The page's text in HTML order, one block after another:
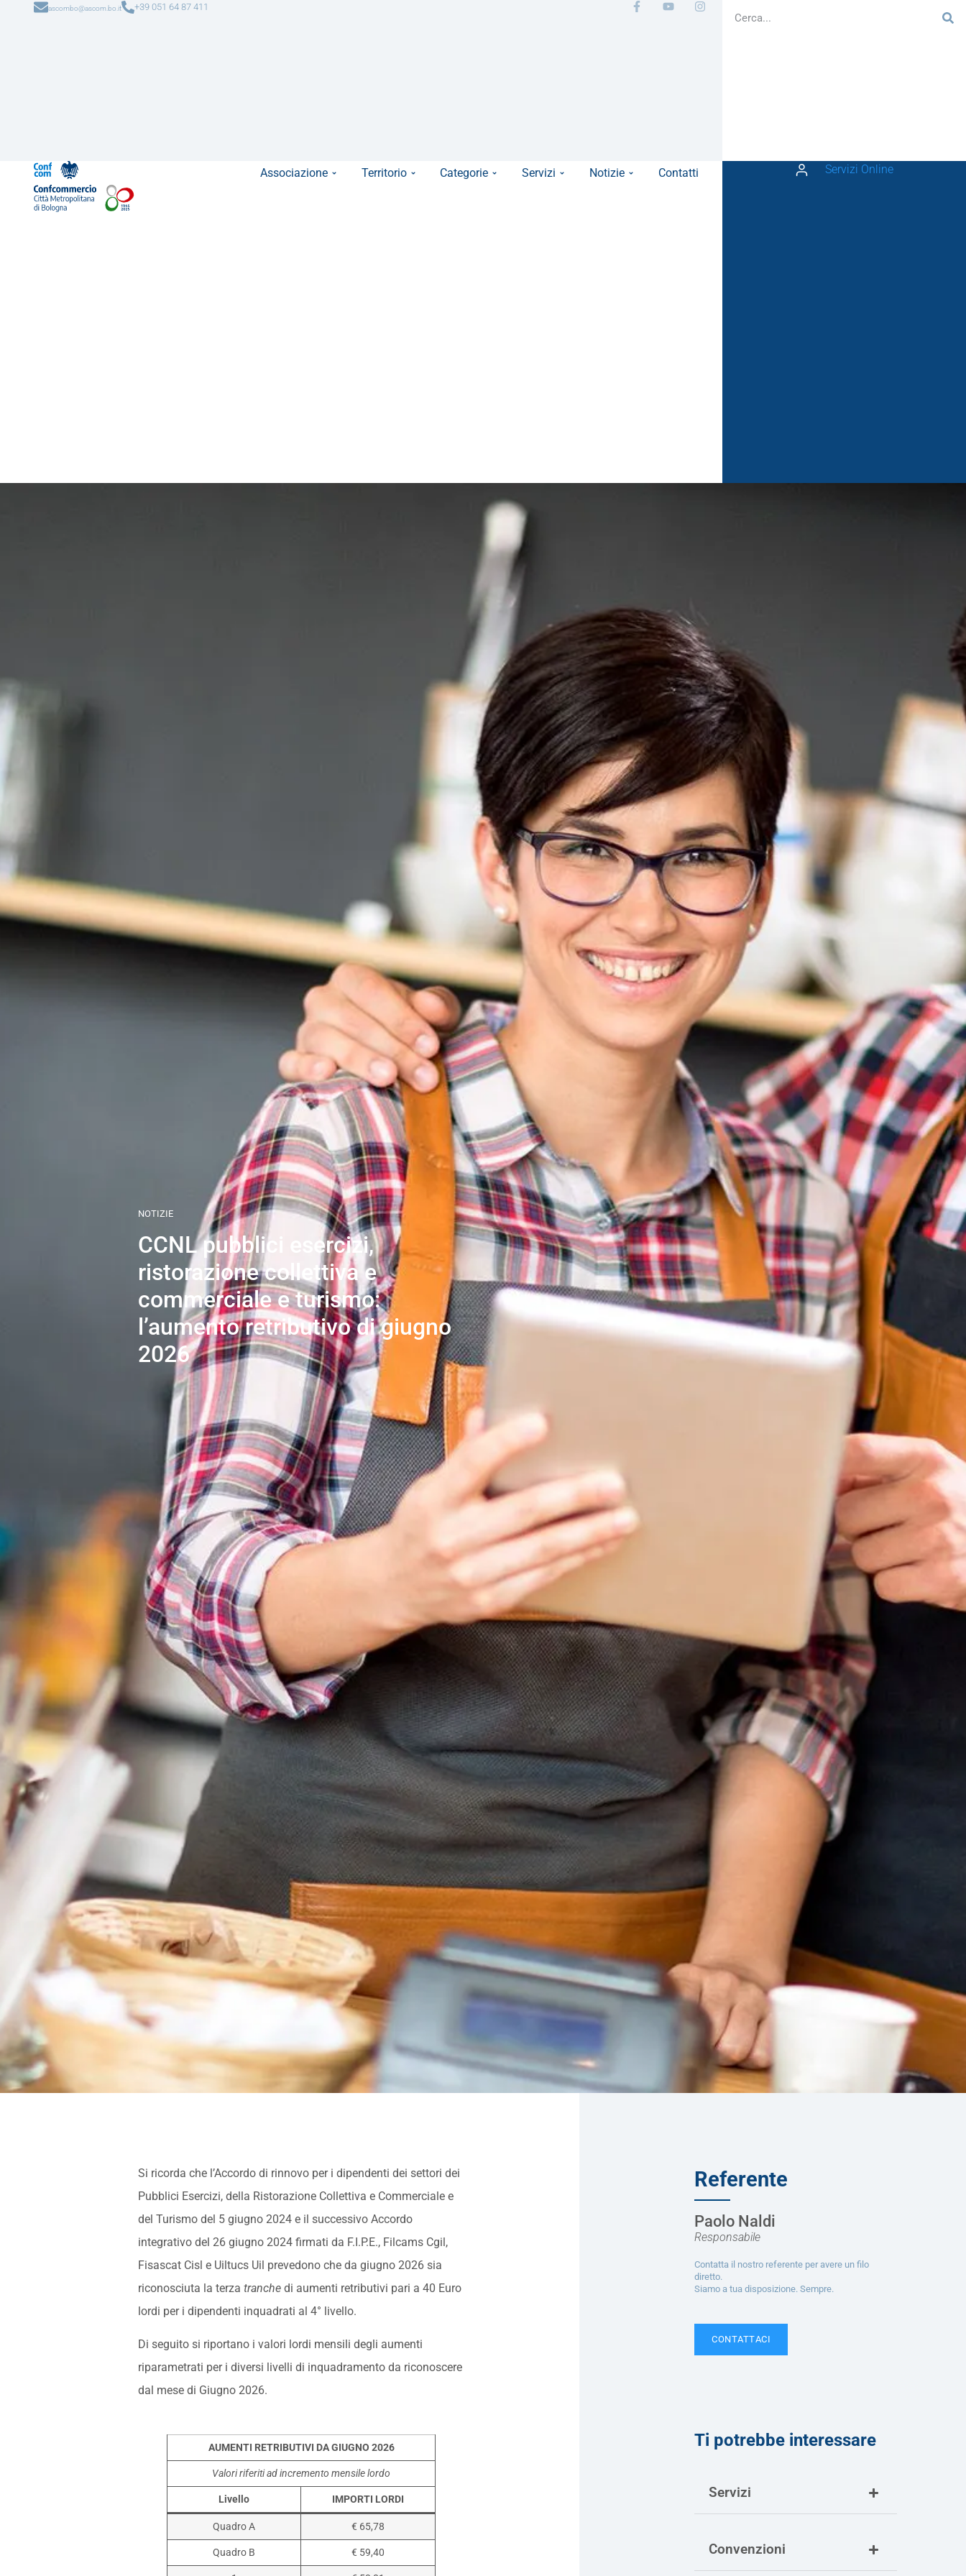
ascombo@ascom.bo.it +39 051 64 87 411
Associazione Territorio Categorie Servizi Notizie Contatti Servizi Online
NOTIZIE
CCNL pubblici esercizi,
ristorazione collettiva e
commerciale e turismo:
l’aumento retributivo di giugno
2026
Si ricorda che l’Accordo di rinnovo per i dipendenti dei settori dei
Pubblici Esercizi, della Ristorazione Collettiva e Commerciale e
del Turismo del 5 giugno 2024 e il successivo Accordo
integrativo del 26 giugno 2024 firmati da F.I.P.E., Filcams Cgil,
Fisascat Cisl e Uiltucs Uil prevedono che da giugno 2026 sia
riconosciuta la terza tranche di aumenti retributivi pari a 40 Euro
lordi per i dipendenti inquadrati al 4° livello.
Di seguito si riportano i valori lordi mensili degli aumenti
riparametrati per i diversi livelli di inquadramento da riconoscere
dal mese di Giugno 2026.
AUMENTI RETRIBUTIVI DA GIUGNO 2026
Valori riferiti ad incremento mensile lordo
Livello IMPORTI LORDI
Quadro A € 65,78
Quadro B € 59,40
Referente
Paolo Naldi
Responsabile
Contatta il nostro referente per avere un filo
diretto.
Siamo a tua disposizione. Sempre.
CONTATTACI
Ti potrebbe interessare
Servizi
Convenzioni